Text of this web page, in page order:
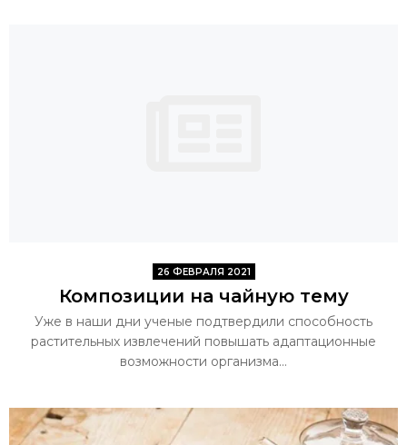
26 ФЕВРАЛЯ 2021
Композиции на чайную тему
Уже в наши дни ученые подтвердили способность
растительных извлечений повышать адаптационные
возможности организма...